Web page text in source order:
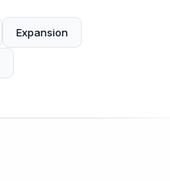
Expansion